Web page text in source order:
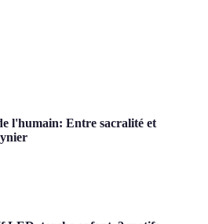
l'humain: Entre sacralité et